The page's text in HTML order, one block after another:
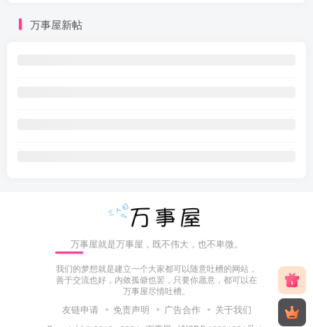
万事屋新帖
万事屋就是万事屋，既不伟大，也不卑微。
我们的梦想就是建立一个大家都可以随意吐槽的网站，
善于交流也好，内敛孤僻也罢，只要你愿意，都可以在
万事屋尽情吐槽。
友链申请 免责声明 广告合作 关于我们